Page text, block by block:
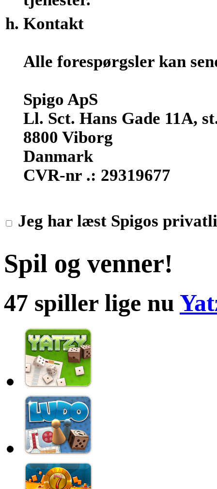
Kontakt
Alle forespørgsler kan
Spigo ApS
Ll. Sct. Hans Gade 11A,
8800 Viborg
Danmark
CVR-nr .: 29319677
Jeg har læst Spigos
Spil og venner!
47 spiller lige nu